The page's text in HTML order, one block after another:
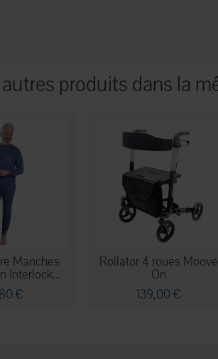
autres produits dans la
Manches
Interlock...
€
Rollator 4 roues Moove
On
139,00 €